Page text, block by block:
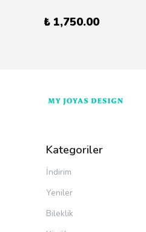
₺ 1,750.00
Kategoriler
İndirim
Yeniler
Bileklik